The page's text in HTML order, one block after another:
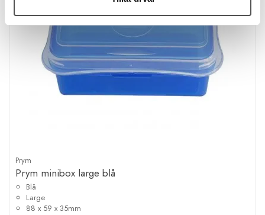
Prym
Prym minibox large blå
Blå
Large
88 x 59 x 35mm